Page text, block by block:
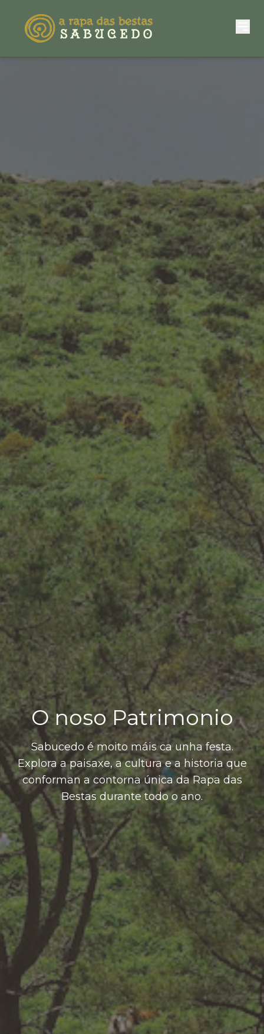
O noso Patrimonio
Sabucedo é moito máis ca unha festa.
Explora a paisaxe, a cultura e a historia que
conforman a contorna única da Rapa das
Bestas durante todo o ano.